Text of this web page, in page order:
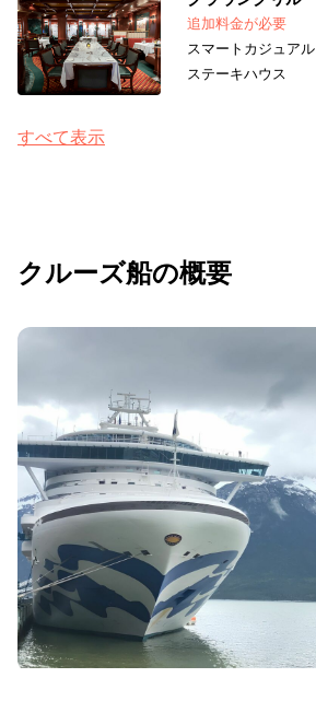
追加料金が必要
スマートカジュアル
ステーキハウス
すべて表示
クルーズ船の概要